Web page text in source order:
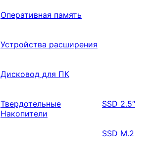
Оперативная память
Устройства расширения
Дисковод для ПК
Твердотельные
Накопители
SSD 2.5″
SSD M.2